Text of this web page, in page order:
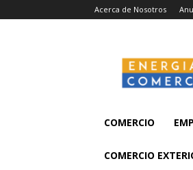
Acerca de Nosotros
Industria,
Comercio
y
COMERCIO
COMERCIO